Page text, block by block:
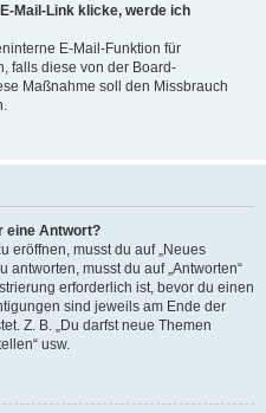
Mail-Link klicke, werde ich
E-Mail-Funktion für
falls diese von der Board-
Maßnahme soll den Missbrauch
eine Antwort?
eröffnen, musst du auf „Neues
antworten, musst du auf „Antworten“
erforderlich ist, bevor du einen
sind jeweils am Ende der
Z. B. „Du darfst neue Themen
usw.